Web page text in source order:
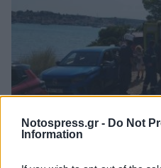
Notospress.gr - Do Not
Information
Ερμιονίδα: Επιχείρηση